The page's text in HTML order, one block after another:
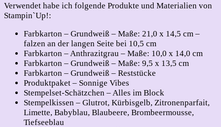
Verwendet habe ich folgende Produkte und Materialien von
Stampin`Up!:
Farbkarton – Grundweiß – Maße: 21,0 x 14,5 cm –
falzen an der langen Seite bei 10,5 cm
Farbkarton – Anthrazitgrau – Maße: 10,0 x 14,0 cm
Farbkarton – Grundweiß – Maße: 9,5 x 13,5 cm
Farbkarton – Grundweiß – Reststücke
Produktpaket – Sonnige Vibes
Stempelset-Schätzchen – Alles im Block
Stempelkissen – Glutrot, Kürbisgelb, Zitronenparfait,
Limette, Babyblau, Blaubeere, Brombeermousse,
Tiefseeblau